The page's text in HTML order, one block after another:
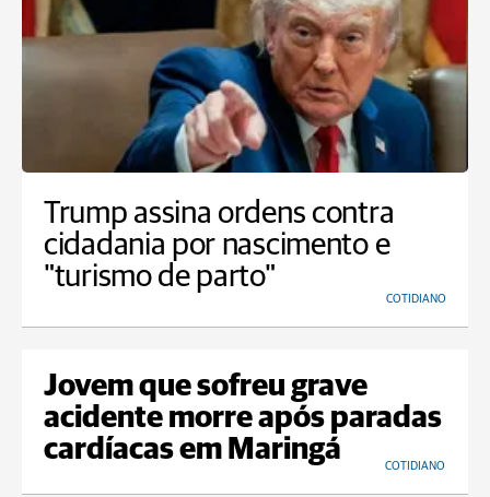
Trump assina ordens contra
cidadania por nascimento e
"turismo de parto"
COTIDIANO
Jovem que sofreu grave
acidente morre após paradas
cardíacas em Maringá
COTIDIANO